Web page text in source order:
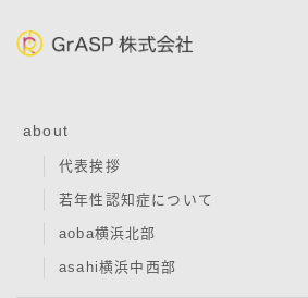
about
代表挨拶
若年性認知症について
aoba横浜北部
asahi横浜中西部